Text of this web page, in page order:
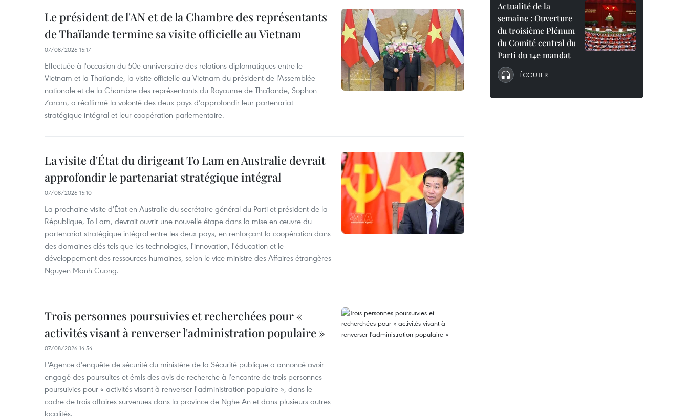
Le président de l'AN et de la Chambre des représentants
de Thaïlande termine sa visite officielle au Vietnam
07/08/2026 15:17
Effectuée à l'occasion du 50e anniversaire des relations diplomatiques entre le
Vietnam et la Thaïlande, la visite officielle au Vietnam du président de l'Assemblée
nationale et de la Chambre des représentants du Royaume de Thaïlande, Sophon
Zaram, a réaffirmé la volonté des deux pays d'approfondir leur partenariat
stratégique intégral et leur coopération parlementaire.
La visite d'État du dirigeant To Lam en Australie devrait
approfondir le partenariat stratégique intégral
07/08/2026 15:10
La prochaine visite d'État en Australie du secrétaire général du Parti et président de la
République, To Lam, devrait ouvrir une nouvelle étape dans la mise en œuvre du
partenariat stratégique intégral entre les deux pays, en renforçant la coopération dans
des domaines clés tels que les technologies, l'innovation, l'éducation et le
développement des ressources humaines, selon le vice-ministre des Affaires étrangères
Nguyen Manh Cuong.
Trois personnes poursuivies et recherchées pour «
activités visant à renverser l'administration populaire »
07/08/2026 14:54
L'Agence d'enquête de sécurité du ministère de la Sécurité publique a annoncé avoir
engagé des poursuites et émis des avis de recherche à l'encontre de trois personnes
poursuivies pour « activités visant à renverser l'administration populaire », dans le
cadre de trois affaires survenues dans la province de Nghe An et dans plusieurs autres
localités.
Actualité de la
semaine : Ouverture
du troisième Plénum
du Comité central du
Parti du 14e mandat
ÉCOUTER